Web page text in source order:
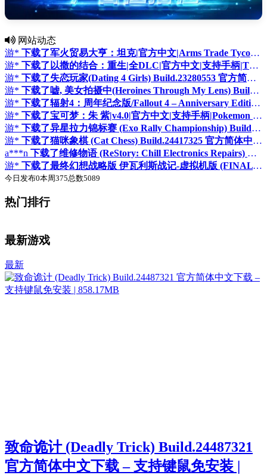
网站动态
游* 下载了军火贸易大亨：坦克|官方中文|Arms Trade Tycoon: Tanks
游* 下载了以撒的结合：重生|全DLC|官方中文|支持手柄|The Binding of Isaac: Rebirth
游* 下载了失恋玩家(Dating 4 Girls) Build.23280553 官方简体中文下载 – 支持键鼠免安装 | 61.6GB
游* 下载了嘘, 美女拍摄中(Heroines Through My Lens) Build.21793634 官方简体中文下载 – 支持键鼠免安装 | 30.9GB
游* 下载了辐射4：周年纪念版/Fallout 4 – Anniversary Edition
游* 下载了宝可梦：朱 紫|v4.0|官方中文|支持手柄|Pokemon Scarlet and Violet
游* 下载了异星拉力锦标赛 (Exo Rally Championship) Build.24233836 官方简体中文下载 – 支持手柄免安装 | 6.98GB
游* 下载了猫咪象棋 (Cat Chess) Build.24417325 官方简体中文下载 – 支持手柄免安装 | 1.05GB
a***n 下载了维修物语 (ReStory: Chill Electronics Repairs) Build.24593369 官方简体中文下载 – 支持手柄免安装 | 1.03GB
游* 下载了最终幻想战略版 伊瓦利斯战记-虚拟机版 (FINAL FANTASY TACTICS – The Ivalice Chronicles HYPERVISOR) v1.5.2 官方简体中文下载 – 支持手柄免安装 | 10.6GB
今日发布0本周375总数5089
热门排行
最新游戏
最新
致命诡计 (Deadly Trick) Build.24487321
官方简体中文下载 – 支持键鼠免安装 |